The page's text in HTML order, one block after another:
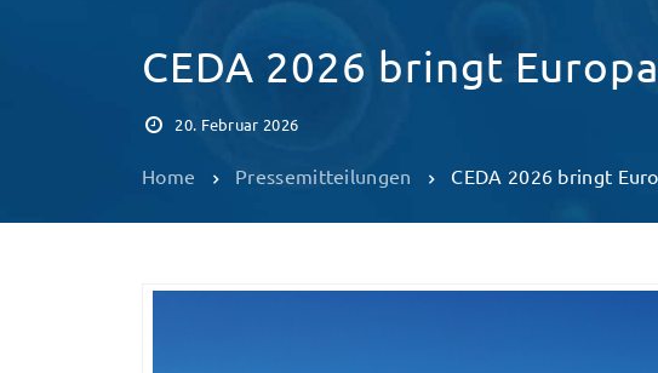
CEDA 2026 bringt
20. Februar 2026
Home Pressemitteilungen CEDA 2026 bringt